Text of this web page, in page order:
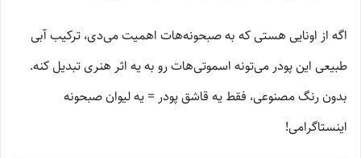
اگه از اونایی هستی که به صبحونه‌هات اهمیت می‌دی، ترکیب آبی
طبیعی این پودر می‌تونه اسموتی‌هات رو به یه اثر هنری تبدیل کنه.
بدون رنگ مصنوعی، فقط یه قاشق پودر = یه لیوان صبحونه
اینستاگرامی!